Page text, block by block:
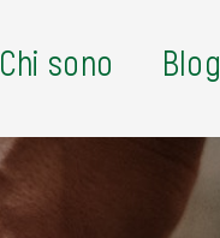
Chi sono Blog